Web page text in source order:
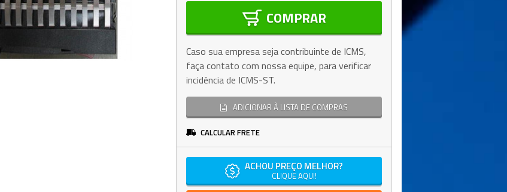
COMPRAR
Caso sua empresa seja contribuinte de ICMS,
faça contato com nossa equipe, para verificar
incidência de ICMS-ST.
ADICIONAR À LISTA DE COMPRAS
CALCULAR FRETE
ACHOU PREÇO MELHOR?
CLIQUE AQUI!